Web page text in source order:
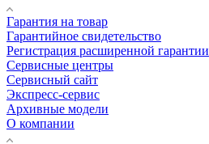
Гарантия на товар
Гарантийное свидетельство
Регистрация расширенной гарантии
Сервисные центры
Сервисный сайт
Экспресс-сервис
Архивные модели
О компании